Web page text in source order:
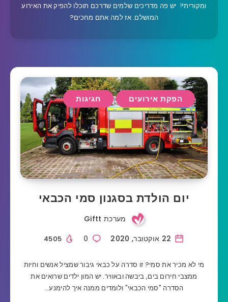
ומקורית? יש פה מדריכים שלמים שדרכם תוכלו להפיק את האירוע
המושלם. אז למה אתם מחכים?
הפקת אירועים חגיגות
יום הולדת בסגנון סמי הכבאי
מערכת Giftt
0
מי לא מכיר את סמי? זו סדרה על כבאי גיבור שמציל אנשים וחיות
ממצבי חירום בים, ביבשה ובאוויר. יש המון ילדים שרואים את
הסדרה "סמי הכבאי" ולומדים ממנה איך להימנע…